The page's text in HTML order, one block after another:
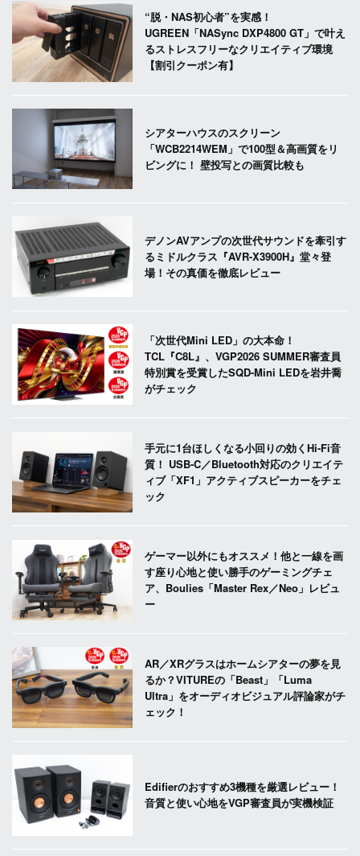
“脱・NAS初心者”を実感！
UGREEN「NASync DXP4800 GT」で叶え
るストレスフリーなクリエイティブ環境
【割引クーポン有】
シアターハウスのスクリーン
「WCB2214WEM」で100型＆高画質をリ
ビングに！ 壁投写との画質比較も
デノンAVアンプの次世代サウンドを牽引す
るミドルクラス『AVR-X3900H』堂々登
場！その真価を徹底レビュー
「次世代Mini LED」の大本命！
TCL『C8L』、VGP2026 SUMMER審査員
特別賞を受賞したSQD-Mini LEDを岩井喬
がチェック
手元に1台ほしくなる小回りの効くHi-Fi音
質！ USB-C／Bluetooth対応のクリエイテ
ィブ「XF1」アクティブスピーカーをチェ
ック
ゲーマー以外にもオススメ！他と一線を画
す座り心地と使い勝手のゲーミングチェ
ア、Boulies「Master Rex／Neo」レビュ
ー
AR／XRグラスはホームシアターの夢を見
るか？VITUREの「Beast」「Luma
Ultra」をオーディオビジュアル評論家がチ
ェック！
Edifierのおすすめ3機種を厳選レビュー！
音質と使い心地をVGP審査員が実機検証